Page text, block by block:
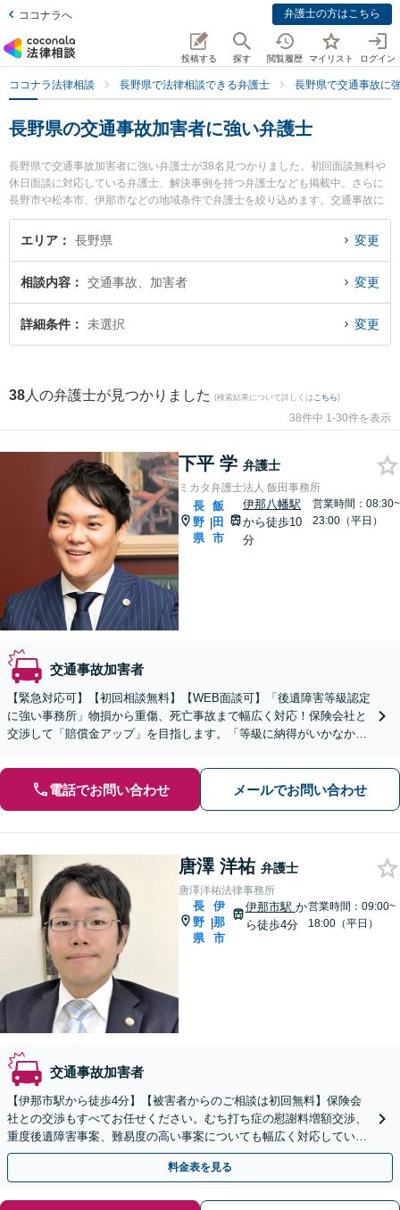
ココナラへ 弁護士の方はこちら
投稿する 探す 閲覧履歴 マイリスト ログイン
ココナラ法律相談 長野県で法律相談できる弁護士 長野県で交通事故に
長野県の交通事故加害者に強い弁護士
長野県で交通事故加害者に強い弁護士が38名見つかりました。初回面談無料や
休日面談に対応している弁護士、解決事例を持つ弁護士なども掲載中。さらに
長野市や松本市、伊那市などの地域条件で弁護士を絞り込めます。交通事故に
関係する自動車事故やバイク事故、自転車事故等の細かな分野での絞り込み検
索もでき便利です。特にミカタ弁護士法人 飯田事務所の下平 学弁護士や唐澤洋
『長野県で土日や夜間に発生した交通事故加害者のトラブルを今すぐに弁護士
に相談したい』『交通事故加害者のトラブル解決の実績豊富な近くの弁護士を
検索したい』『初回相談無料で交通事故加害者を法律相談できる長野県内の弁
エリア 長野県 変更
相談内容 交通事故、加害者 変更
詳細条件 未選択 変更
38 人の弁護士が見つかりました (検索結果について詳しくは こちら)
38件中 1-30件を表示
下平 学 弁護士
ミカタ弁護士法人 飯田事務所
長
野
県
|
飯
田
市
伊那八幡駅
から徒歩10
分
営業時間：08:30~
23:00（平日）
交通事故加害者
【緊急対応可】【初回相談無料】【WEB面談可】「後遺障害等級認定
に強い事務所」物損から重傷、死亡事故まで幅広く対応！保険会社と
交渉して「賠償金アップ」を目指します。「等級に納得がいかなかっ
電話でお問い合わせ メールでお問い合わせ
唐澤 洋祐 弁護士
唐澤洋祐法律事務所
長
野
県
|
伊
那
市
伊那市駅 か
ら徒歩4分
営業時間：09:00~
18:00（平日）
交通事故加害者
【伊那市駅から徒歩4分】【被害者からのご相談は初回無料】保険会
社との交渉もすべてお任せください。むち打ち症の慰謝料増額交渉、
重度後遺障害事案、難易度の高い事案についても幅広く対応していま
す。【夜間面談可】
料金表を見る